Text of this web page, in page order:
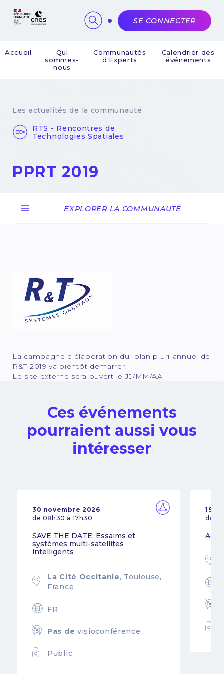
Navigation
Accueil
Qui
sommes-
nous
Communautés
d'Experts
Calendrier des
événements
SE CONNECTER
Les actualités de la communauté
RTS - Rencontres de
Technologies Spatiales
PPRT 2019
EXPLORER LA COMMUNAUTÉ
La campagne d'élaboration du plan pluri-annuel de
R&T 2019 va bientôt démarrer.
Le site externe sera ouvert le JJ/MM/AA
Ces événements
pourraient aussi vous
intéresser
30 novembre 2026
de 08h30 à 17h30
SAVE THE DATE: Essaims et
systèmes multi-satellites
intelligents
La Cité Occitanie, Toulouse,
France
FR
Pas de visioconférence
Public
19
de